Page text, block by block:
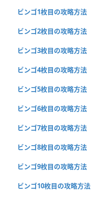
ビンゴ1枚目の攻略方法
ビンゴ2枚目の攻略方法
ビンゴ3枚目の攻略方法
ビンゴ4枚目の攻略方法
ビンゴ5枚目の攻略方法
ビンゴ6枚目の攻略方法
ビンゴ7枚目の攻略方法
ビンゴ8枚目の攻略方法
ビンゴ9枚目の攻略方法
ビンゴ10枚目の攻略方法